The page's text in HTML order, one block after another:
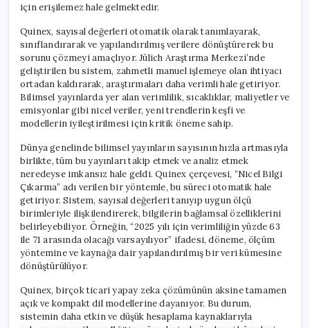
için erişilemez hale gelmektedir.
Quinex, sayısal değerleri otomatik olarak tanımlayarak,
sınıflandırarak ve yapılandırılmış verilere dönüştürerek bu
sorunu çözmeyi amaçlıyor. Jülich Araştırma Merkezi’nde
geliştirilen bu sistem, zahmetli manuel işlemeye olan ihtiyacı
ortadan kaldırarak, araştırmaları daha verimli hale getiriyor.
Bilimsel yayınlarda yer alan verimlilik, sıcaklıklar, maliyetler ve
emisyonlar gibi nicel veriler, yeni trendlerin keşfi ve
modellerin iyileştirilmesi için kritik öneme sahip.
Dünya genelinde bilimsel yayınların sayısının hızla artmasıyla
birlikte, tüm bu yayınları takip etmek ve analiz etmek
neredeyse imkansız hale geldi. Quinex çerçevesi, “Nicel Bilgi
Çıkarma” adı verilen bir yöntemle, bu süreci otomatik hale
getiriyor. Sistem, sayısal değerleri tanıyıp uygun ölçü
birimleriyle ilişkilendirerek, bilgilerin bağlamsal özelliklerini
belirleyebiliyor. Örneğin, “2025 yılı için verimliliğin yüzde 63
ile 71 arasında olacağı varsayılıyor” ifadesi, döneme, ölçüm
yöntemine ve kaynağa dair yapılandırılmış bir veri kümesine
dönüştürülüyor.
Quinex, birçok ticari yapay zeka çözümünün aksine tamamen
açık ve kompakt dil modellerine dayanıyor. Bu durum,
sistemin daha etkin ve düşük hesaplama kaynaklarıyla